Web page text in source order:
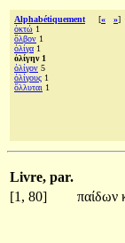
Alphabétiquement [« »]
ὀκτώ 1
ὄλβον 1
ὀλίγα 1
ὀλίγην 1
ὀλίγον 5
ὀλίγους 1
ὄλλυται 1
Livre, par.
[1, 80]
παίδων